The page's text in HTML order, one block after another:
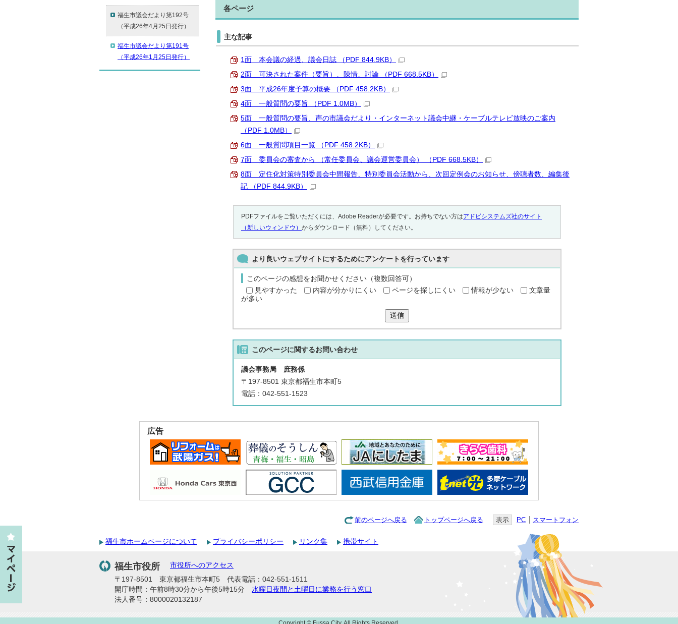
各ページ
主な記事
1面 本会議の経過、議会日誌 （PDF 844.9KB）
2面 可決された案件（要旨）、陳情、討論 （PDF 668.5KB）
3面 平成26年度予算の概要 （PDF 458.2KB）
4面 一般質問の要旨 （PDF 1.0MB）
5面 一般質問の要旨、声の市議会だより・インターネット議会中継・ケーブルテレビ放映のご案内
（PDF 1.0MB）
6面 一般質問項目一覧 （PDF 458.2KB）
7面 委員会の審査から （常任委員会、議会運営委員会） （PDF 668.5KB）
8面 定住化対策特別委員会中間報告、特別委員会活動から、次回定例会のお知らせ、傍聴者数、編集後
記 （PDF 844.9KB）
PDFファイルをご覧いただくには、Adobe Readerが必要です。お持ちでない方はアドビシステムズ社のサイト
（新しいウィンドウ） からダウンロード（無料）してください。
より良いウェブサイトにするためにアンケートを行っています
このページの感想をお聞かせください（複数回答可）
見やすかった
内容が分かりにくい ページを探しにくい 情報が少ない
文章量
が多い
送信
このページに関するお問い合わせ
議会事務局 庶務係
〒197-8501 東京都福生市本町5
電話：042-551-1523
福生市議会だより第192号
（平成26年4月25日発行）
福生市議会だより第191号
（平成26年1月25日発行）
広告
前のページへ戻る トップページへ戻る 表示 PC スマートフォン
福生市ホームページについて プライバシーポリシー リンク集 携帯サイト
福生市役所
市役所へのアクセス
〒197-8501 東京都福生市本町5 代表電話：042-551-1511
開庁時間：午前8時30分から午後5時15分 水曜日夜間と土曜日に業務を行う窓口
法人番号：8000020132187